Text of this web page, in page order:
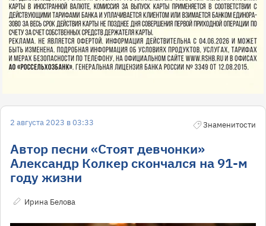
2 августа 2023 в 03:33 Знаменитости
Автор песни «Стоят девчонки»
Александр Колкер скончался на 91-м
году жизни
Ирина Белова